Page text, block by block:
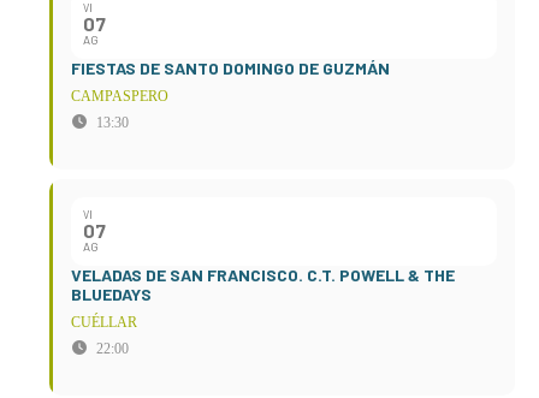
VI
07
AG
FIESTAS DE SANTO DOMINGO DE GUZMÁN
CAMPASPERO
13:30
VI
07
AG
VELADAS DE SAN FRANCISCO. C.T. POWELL & THE
BLUEDAYS
CUÉLLAR
22:00